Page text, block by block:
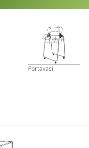
Portavasi